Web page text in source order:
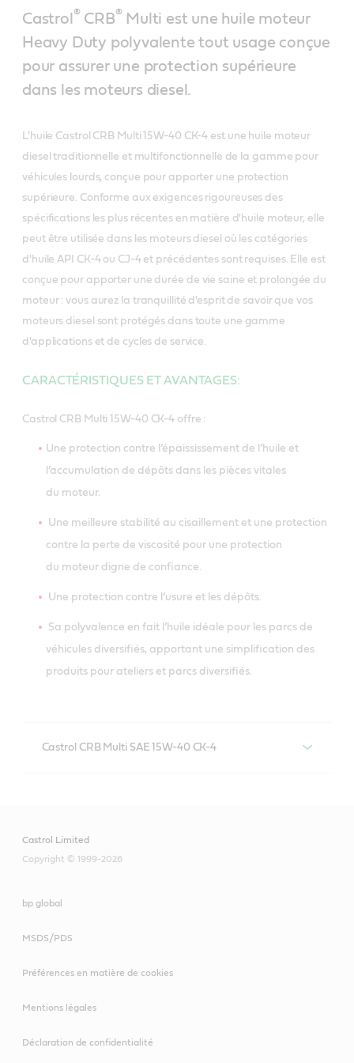
Castrol ® CRB® Multi est une huile moteur
Heavy Duty polyvalente tout usage conçue
pour assurer une protection supérieure
dans les moteurs diesel.
L'huile Castrol CRB Multi 15W-40 CK-4 est une huile moteur
diesel traditionnelle et multifonctionnelle de la gamme pour
véhicules lourds, conçue pour apporter une protection
supérieure. Conforme aux exigences rigoureuses des
spécifications les plus récentes en matière d'huile moteur, elle
peut être utilisée dans les moteurs diesel où les catégories
d'huile API CK-4 ou CJ-4 et précédentes sont requises. Elle est
conçue pour apporter une durée de vie saine et prolongée du
moteur : vous aurez la tranquillité d'esprit de savoir que vos
moteurs diesel sont protégés dans toute une gamme
d'applications et de cycles de service.
CARACTÉRISTIQUES ET AVANTAGES:
Castrol CRB Multi 15W-40 CK-4 offre :
Une protection contre l’épaississement de l’huile et
l’accumulation de dépôts dans les pièces vitales
du moteur.
Une meilleure stabilité au cisaillement et une protection
contre la perte de viscosité pour une protection
du moteur digne de confiance.
Une protection contre l’usure et les dépôts.
Sa polyvalence en fait l’huile idéale pour les parcs de
véhicules diversifiés, apportant une simplification des
produits pour ateliers et parcs diversifiés.
Castrol CRB Multi SAE 15W-40 CK-4
Castrol Limited
Copyright © 1999-2026
bp global
MSDS/PDS
Préférences en matière de cookies
Mentions légales
Déclaration de confidentialité